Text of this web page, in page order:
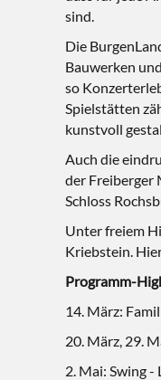
sind.
Die
Bauwerken
so
Spielstätten
kunstvoll
Auch die
der Freiberger
Schloss
Unter freiem
Kriebstein.
Programm-
14. März:
20. März, 29.
2. Mai: Swing -